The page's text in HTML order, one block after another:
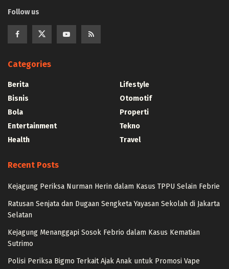
Follow us
Categories
Berita
Bisnis
Bola
Entertainment
Health
Lifestyle
Otomotif
Properti
Tekno
Travel
Recent Posts
Kejagung Periksa Nurman Herin dalam Kasus TPPU Selain Febrie
Ratusan Senjata dan Dugaan Sengketa Yayasan Sekolah di Jakarta
Selatan
Kejagung Menanggapi Sosok Febrio dalam Kasus Kematian
Sutrimo
Polisi Periksa Bigmo Terkait Ajak Anak untuk Promosi Vape